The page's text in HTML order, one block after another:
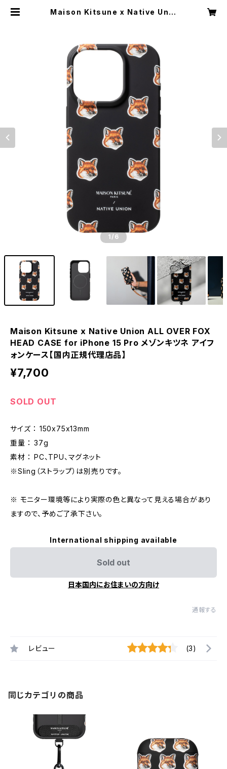
Maison Kitsune x Native Unio
Feelgood Shop
1/6
Maison Kitsune x Native Union ALL OVER FOX
HEAD CASE for iPhone 15 Pro メゾンキツネ アイフ
ォンケース【国内正規代理店品】
¥7,700
SOLD OUT
サイズ ： 150x75x13mm
重量 ： 37g
素材 ： PC、TPU、マグネット
※Sling（ストラップ）は別売りです。
※ モニター環境等により実際の色と異なって見える場合があり
ますので、予めご了承下さい。
International shipping available
Sold out
日本国内にお住まいの方向け
通報する
レビュー (3)
同じカテゴリの商品